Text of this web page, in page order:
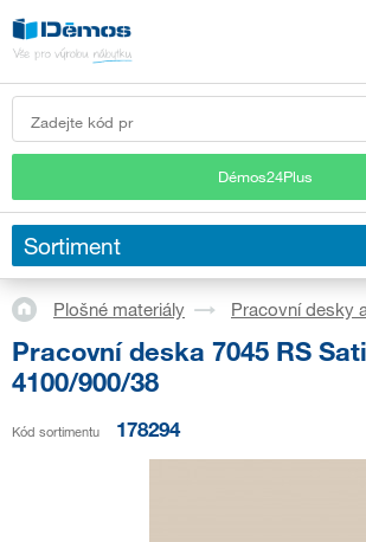
Démos24Plus
Sortiment
Plošné materiály Pracovní desky
Pracovní deska 7045 RS
4100/900/38
Kód sortimentu 178294